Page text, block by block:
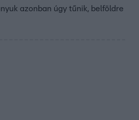
azonban úgy tűnik, belföldre